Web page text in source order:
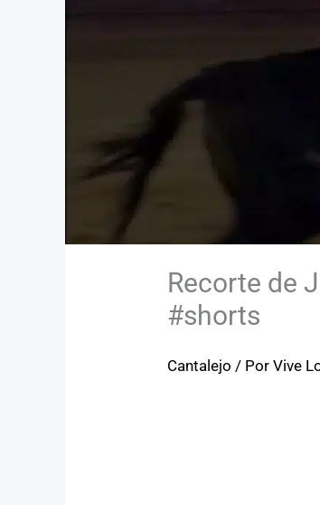
Recorte de
#shorts
Cantalejo / PorVive